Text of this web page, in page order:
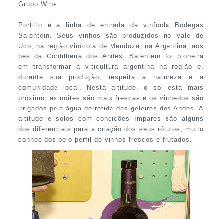
Grupo Wine.
Portillo é a linha de entrada da vinícola Bodegas
Salentein. Seus vinhos são produzidos no Vale de
Uco, na região vinícola de Mendoza, na Argentina, aos
pés da Cordilheira dos Andes. Salentein foi pioneira
em transformar a viticultura argentina na região e,
durante sua produção, respeita a natureza e a
comunidade local. Nesta altitude, o sol está mais
próximo, as noites são mais frescas e os vinhedos são
irrigados pela água derretida das geleiras dos Andes. A
altitude e solos com condições ímpares são alguns
dos diferenciais para a criação dos seus rótulos, muito
conhecidos pelo perfil de vinhos frescos e frutados.